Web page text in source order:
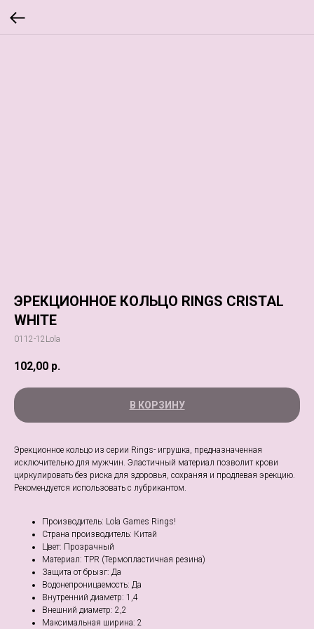
ЭРЕКЦИОННОЕ КОЛЬЦО RINGS CRISTAL
WHITE
0112-12Lola
102,00 р.
В КОРЗИНУ
Эрекционное кольцо из серии Rings- игрушка, предназначенная
исключительно для мужчин. Эластичный материал позволит крови
циркулировать без риска для здоровья, сохраняя и продлевая эрекцию.
Рекомендуется использовать с лубрикантом.
Производитель: Lola Games Rings!
Страна производитель: Китай
Цвет: Прозрачный
Материал: TPR (Термопластичная резина)
Защита от брызг: Да
Водонепроницаемость: Да
Внутренний диаметр: 1,4
Внешний диаметр: 2,2
Максимальная ширина: 2